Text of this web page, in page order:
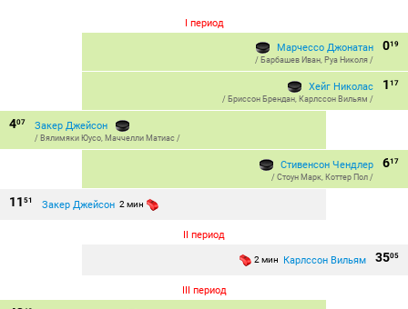
I период
019
Марчессо Джонатан
/ Барбашев Иван, Руа Николя /
1 17
Хейг Николас
/ Бриссон Брендан, Карлссон Вильям /
407 Закер Джейсон
/ Вялимяки Юусо, Маччелли Матиас /
617
Стивенсон Чендлер
/ Стоун Марк, Коттер Пол /
11 51 Закер Джейсон 2 мин
II период
3505
2 мин Карлссон Вильям
III период